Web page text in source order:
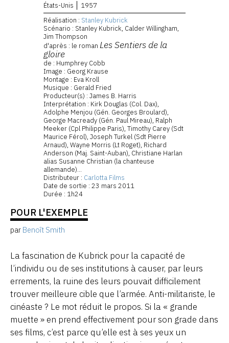
États-Unis
1957
Réalisation : Stanley Kubrick
Scénario : Stanley Kubrick, Calder Willingham,
Jim Thompson
d'après : le roman Les Sentiers de la
gloire
de : Humphrey Cobb
Image : Georg Krause
Montage : Eva Kroll
Musique : Gerald Fried
Producteur(s) : James B. Harris
Interprétation : Kirk Douglas (Col. Dax),
Adolphe Menjou (Gén. Georges Broulard),
George Macready (Gén. Paul Mireau), Ralph
Meeker (Cpl Philippe Paris), Timothy Carey (Sdt
Maurice Férol), Joseph Turkel (Sdt Pierre
Arnaud), Wayne Morris (Lt Roget), Richard
Anderson (Maj. Saint-Auban), Christiane Harlan
alias Susanne Christian (la chanteuse
allemande)...
Distributeur : Carlotta Films
Date de sortie : 23 mars 2011
Durée : 1h24
POUR L'EXEMPLE
par Benoît Smith
La fascination de Kubrick pour la capacité de
l’individu ou de ses institutions à causer, par leurs
errements, la ruine des leurs pouvait difficilement
trouver meilleure cible que l’armée. Anti-militariste, le
cinéaste ? Le mot réduit le propos. Si la « grande
muette » en prend effectivement pour son grade dans
ses films, c’est parce qu’elle est à ses yeux un